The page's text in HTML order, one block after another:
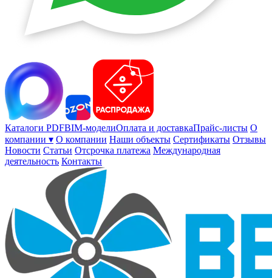
Каталоги PDFBIM-моделиОплата и доставкаПрайс-листы О
компании ▾ О компании Наши объекты Сертификаты Отзывы
Новости Статьи Отсрочка платежа Международная
деятельность Контакты